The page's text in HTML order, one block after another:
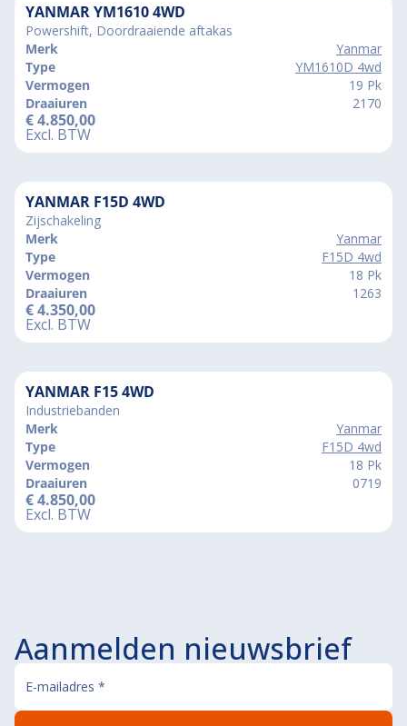
YANMAR YM1610 4WD
Powershift, Doordraaiende aftakas
Merk
Yanmar
Type
YM1610D 4wd
Vermogen
19 Pk
Draaiuren
2170
€4.850,00
Excl. BTW
YANMAR F15D 4WD
Zijschakeling
Merk
Yanmar
Type
F15D 4wd
Vermogen
18 Pk
Draaiuren
1263
€4.350,00
Excl. BTW
YANMAR F15 4WD
Industriebanden
Merk
Yanmar
Type
F15D 4wd
Vermogen
18 Pk
Draaiuren
0719
€4.850,00
Excl. BTW
Aanmelden nieuwsbrief